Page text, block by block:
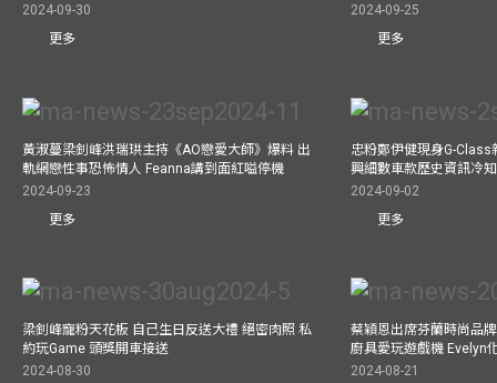
2024-09-30
更多
2024-09-25
更多
黃淑蔓梁釗峰洪瑞珙主持《AO戀愛大師》爆料 出
軌網戀性事恐怖情人 Feanna講到面紅嗌停機
2024-09-23
更多
忠粉鄭伊健現身G-
興細數車款歷史資訊冷
2024-09-02
更多
梁釗峰寵粉天花板 自己生日反送大禮 絕密肉照 私
約玩Game 頭獎開車接送
2024-08-30
蔡穎恩出席芬蘭時尚品
廚具愛玩遊戲機 Evelyn
2024-08-21